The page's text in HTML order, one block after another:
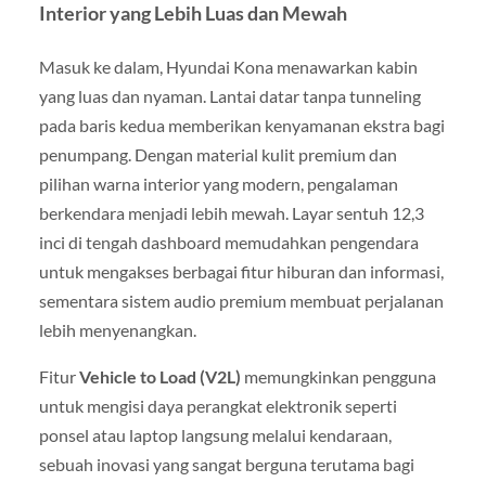
Interior yang Lebih Luas dan Mewah
Masuk ke dalam, Hyundai Kona menawarkan kabin
yang luas dan nyaman. Lantai datar tanpa tunneling
pada baris kedua memberikan kenyamanan ekstra bagi
penumpang. Dengan material kulit premium dan
pilihan warna interior yang modern, pengalaman
berkendara menjadi lebih mewah. Layar sentuh 12,3
inci di tengah dashboard memudahkan pengendara
untuk mengakses berbagai fitur hiburan dan informasi,
sementara sistem audio premium membuat perjalanan
lebih menyenangkan.
FiturVehicle to Load (V2L) memungkinkan pengguna
untuk mengisi daya perangkat elektronik seperti
ponsel atau laptop langsung melalui kendaraan,
sebuah inovasi yang sangat berguna terutama bagi